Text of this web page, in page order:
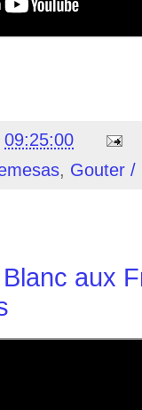
09:25:00
, Gouter /
aux